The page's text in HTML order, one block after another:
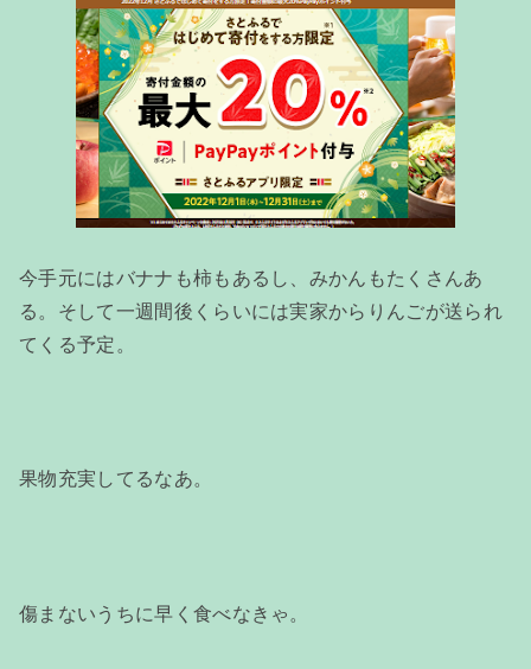
今手元にはバナナも柿もあるし、みかんもたくさんあ
る。そして一週間後くらいには実家からりんごが送られ
てくる予定。
果物充実してるなあ。
傷まないうちに早く食べなきゃ。